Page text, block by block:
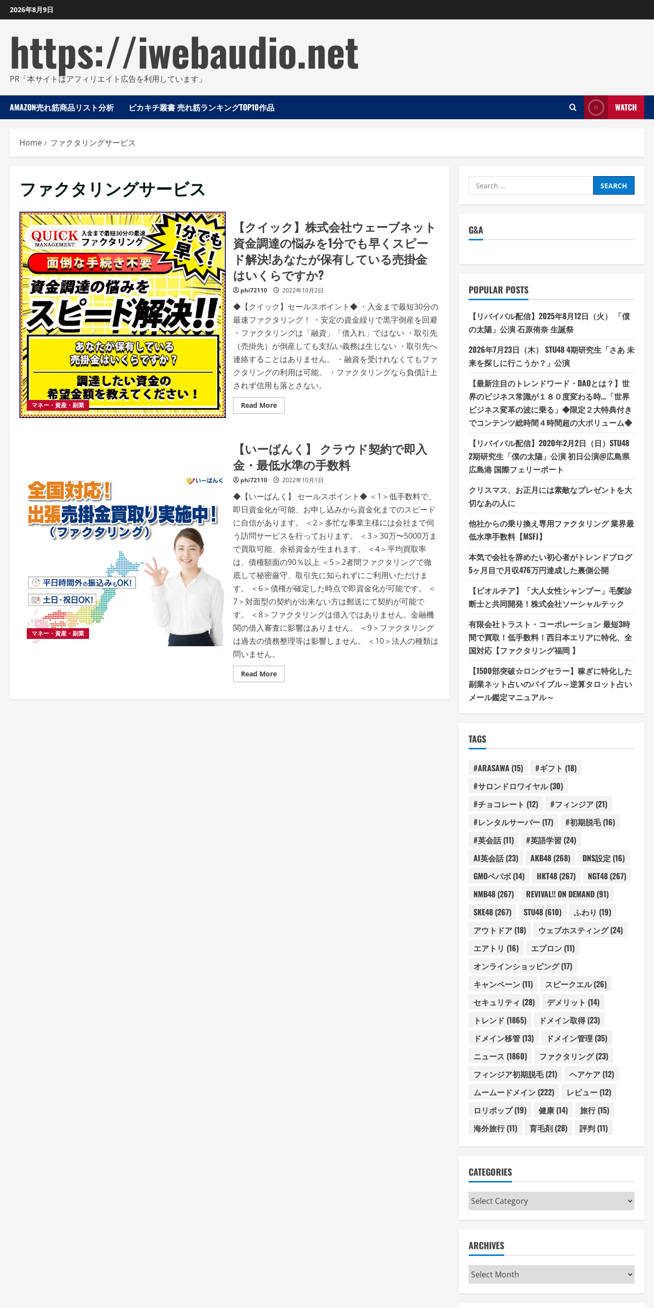
Skip
to
2026年8月9日
https://iwebaudio.net
PR「本サイトはアフィリエイト広告を利用しています」
AMAZON売れ筋商品リスト分析 ピカキチ叢書 売れ筋ランキングTOP10作品 WATCH
Home ファクタリングサービス
ファクタリングサービス
マネー・資産・副業
【クイック】株式会社ウェーブネット
資金調達の悩みを1分でも早くスピー
ド解決!あなたが保有している売掛金
はいくらですか?
phi72110 2022年10月2日
◆【クイック】セールスポイント◆ ・入金まで最短30分の
最速ファクタリング！ ・安定の資金繰りで黒字倒産を回避
・ファクタリングは「融資」「借入れ」ではない ・取引先
（売掛先）が倒産しても支払い義務は生じない ・取引先へ
連絡することはありません。 ・融資を受けれなくてもファ
クタリングの利用は可能。 ・ファクタリングなら負債計上
されず信用も落とさない。
Read MoreRead
more
ク】
株
式
会
社
ウ
ー
ブ
ネ
ッ
ト
資
金
調
達
の
悩
み
を
1
分
で
も
く
ス
ピ
ー
ド
あ
な
た
が
有
マネー・資産・副業
【いーばんく】 クラウド契約で即入
金・最低水準の手数料
phi72110 2022年10月1日
◆【いーばんく】 セールスポイント◆ ＜1＞低手数料で、
即日資金化が可能、お申し込みから資金化までのスピード
に自信があります。 ＜2＞多忙な事業主様には会社まで伺
う訪問サービスを行っております。 ＜3＞30万〜5000万ま
で買取可能、余裕資金が生まれます。 ＜4＞平均買取率
は、債権額面の90％以上 ＜5＞2者間ファクタリングで徹
底して秘密厳守、取引先に知られずにご利用いただけま
す。 ＜6＞債権が確定した時点で即資金化が可能です。 ＜
7＞対面型の契約が出来ない方は郵送にて契約が可能で
す。 ＜8＞ファクタリングは借入ではありません。金融機
関の借入審査に影響はありません。 ＜9＞ファクタリング
は過去の債務整理等は影響しません。 ＜10＞法人の種類は
問いません。
Read MoreRead
more
ー
Search
for:
G&A
POPULAR POSTS
【リバイバル配信】2025年8月12日（火） 「僕
の太陽」公演 石原侑奈 生誕祭
2026年7月23日（木） STU48 4期研究生「さあ 未
来を探しに行こうか？」公演
【最新注目のトレンドワード・DAOとは？】世
界のビジネス常識が１８０度変わる時…「世界
ビジネス変革の波に乗る」◆限定２大特典付き
でコンテンツ総時間４時間超の大ボリューム◆
【リバイバル配信】2020年2月2日（日）STU48
2期研究生「僕の太陽」公演 初日公演@広島県
広島港 国際フェリーポート
クリスマス、お正月には素敵なプレゼントを大
切なあの人に
他社からの乗り換え専用ファクタリング 業界最
低水準手数料【MSFJ】
本気で会社を辞めたい初心者がトレンドブログ
5ヶ月目で月収476万円達成した裏側公開
【ビオルチア】「大人女性シャンプー」毛髪診
断士と共同開発！株式会社ソーシャルテック
有限会社トラスト・コーポレーション 最短3時
間で買取！低手数料！西日本エリアに特化、全
国対応【ファクタリング福岡 】
【1500部突破☆ロングセラー】稼ぎに特化した
副業ネット占いのバイブル～逆算タロット占い
メール鑑定マニュアル～
TAGS
#ARASAWA(15) #ギフト (18)
#サロンドロワイヤル(30)
#チョコレート (12) #フィンジア(21)
#レンタルサーバー(17) #初期脱毛(16)
#英会話(11) #英語学習 (24)
AI英会話(23) AKB48(268) DNS設定 (16)
GMOペパボ(14) HKT48(267) NGT48(267)
NMB48(267) REVIVAL!! ON DEMAND(91)
SKE48(267) STU48(610) ふわり (19)
アウトドア(18) ウェブホスティング(24)
エアトリ (16) エプロン(11)
オンラインショッピング(17)
キャンペーン(11) スピークエル(26)
セキュリティ (28) デメリット (14)
トレンド (1865) ドメイン取得(23)
ドメイン移管(13) ドメイン管理 (35)
ニュース (1860) ファクタリング(23)
フィンジア初期脱毛(21) ヘアケア(12)
ムームードメイン(222) レビュー(12)
ロリポップ(19) 健康(14) 旅行(15)
海外旅行(11) 育毛剤(28) 評判(11)
CATEGORIES
Categories
ARCHIVES
Archives